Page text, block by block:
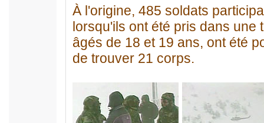
À l'origine, 485 soldats
lorsqu'ils ont été pris dans
âgés de 18 et 19 ans, ont été
de trouver 21 corps.